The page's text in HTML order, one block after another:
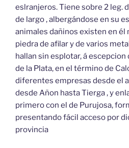
eslranjeros. Tiene sobre 2 leg.
de largo , albergándose en su
animales dañinos existen en él
piedra de afilar y de varios
hallan sin esplotar, á escepcion
de la Plata, en el término de
diferentes empresas desde el
desde Añon hasta Tierga , y
primero con el de Purujosa,
presentando fácil acceso por
provincia